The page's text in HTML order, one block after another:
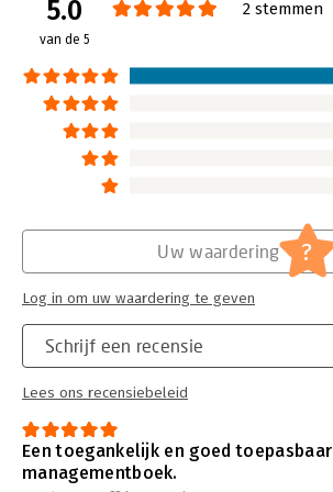
Verschijningsdatum:
24-2-2022
Hoofdrubriek:
5.0
van de 5
2 stemmen
Schrijf een recensie
Lees ons recensiebeleid
Uw waardering ?
Log in om uw waardering te geven
Een toegankelijk en goed toepasbaar
managementboek.